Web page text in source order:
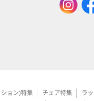
ョン)特集 チェア特集
ラ